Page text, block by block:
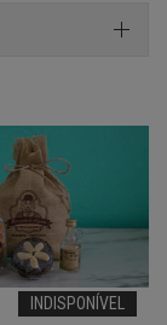
INDISPONÍVEL